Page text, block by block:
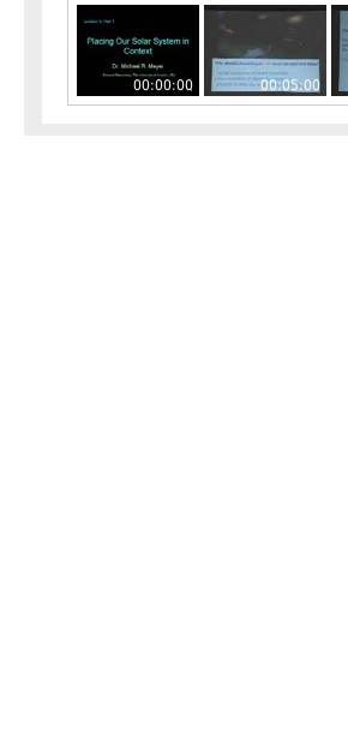
00:00:00 00:05:00